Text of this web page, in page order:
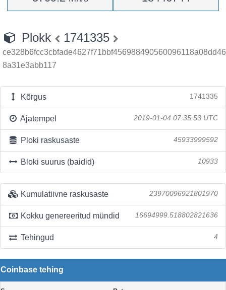
Plokk 1741335
ce328b6fcc3cbfade4627f71bbf456988490560096118a08dd46
8a31e3abb117
Kõrgus 1741335
Ajatempel 2019-01-04 07:35:53 UTC
Ploki raskusaste 45933999592
Bloki suurus (baidid) 10933
Kumulatiivne raskusaste 23970096921801970
Kokku genereeritud mündid 16694999.518802821636
Tehingud 4
Coinbase tehing